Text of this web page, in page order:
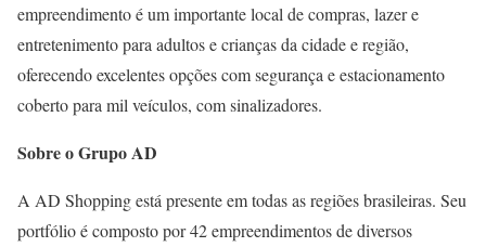
empreendimento é um importante local de compras, lazer e
entretenimento para adultos e crianças da cidade e região,
oferecendo excelentes opções com segurança e estacionamento
coberto para mil veículos, com sinalizadores.
Sobre o Grupo AD
A AD Shopping está presente em todas as regiões brasileiras. Seu
portfólio é composto por 42 empreendimentos de diversos